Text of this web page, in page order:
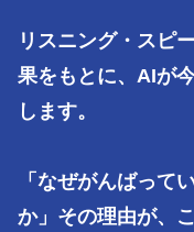
リスニング・スピ
果をもとに、AIが
します。
「なぜがんばって
か」その理由が、